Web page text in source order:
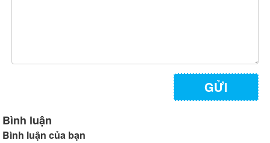
GỬI
Bình luận
Bình luận của bạn